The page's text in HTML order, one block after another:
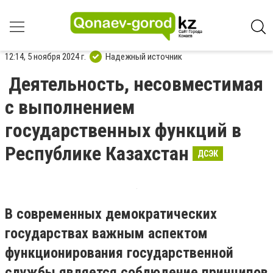
12:14, 5 ноября 2024 г. Надежный источник
Деятельность, несовместимая
с выполнением
государственных функций в
Республике Казахстан
ДСЭК
В современных демократических
государствах важным аспектом
функционирования государственной